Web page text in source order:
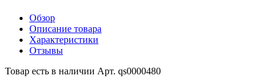
Обзор
Описание товара
Характеристики
Отзывы
Товар есть в наличии Арт. qs0000480